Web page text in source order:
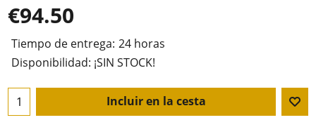
€94.50
Tiempo de entrega: 24 horas
Disponibilidad: ¡SIN STOCK!
Incluir en la cesta